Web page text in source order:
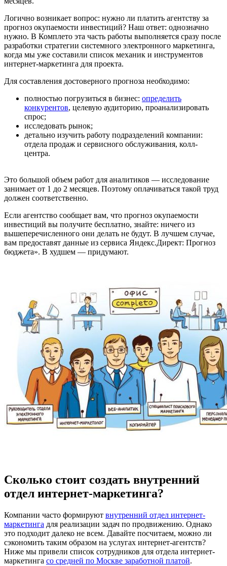
Логично возникает вопрос: нужно ли платить агентству за
прогноз окупаемости инвестиций? Наш ответ: однозначно
нужно. В Комплето эта часть работы выполняется сразу после
разработки стратегии системного электронного маркетинга,
когда мы уже составили список механик и инструментов
интернет-маркетинга для проекта.
Для составления достоверного прогноза необходимо:
полностью погрузиться в бизнес: определить
конкурентов, целевую аудиторию, проанализировать
спрос;
исследовать рынок;
детально изучить работу подразделений компании:
отдела продаж и сервисного обслуживания, колл-
центра.
Это большой объем работ для аналитиков — исследование
занимает от 1 до 2 месяцев. Поэтому оплачиваться такой труд
должен соответственно.
Если агентство сообщает вам, что прогноз окупаемости
инвестиций вы получите бесплатно, знайте: ничего из
вышеперечисленного они делать не будут. В лучшем случае,
вам предоставят данные из сервиса Яндекс.Директ: Прогноз
бюджета». В худшем — придумают.
Сколько стоит создать внутренний
отдел интернет-маркетинга?
Компании часто формируют внутренний отдел интернет-
маркетинга для реализации задач по продвижению. Однако
это подходит далеко не всем. Давайте посчитаем, можно ли
сэкономить таким образом на услугах интернет-агентств?
Ниже мы привели список сотрудников для отдела интернет-
маркетинга со средней по Москве заработной платой.